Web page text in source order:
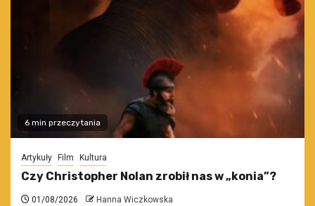
6 min przeczytania
Artykuły Film Kultura
Czy Christopher Nolan zrobił nas w „konia”?
01/08/2026 Hanna Wiczkowska